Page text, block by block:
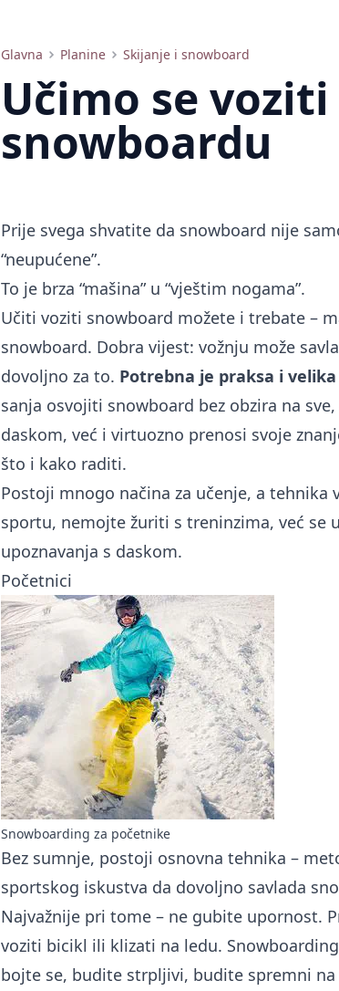
Glavna Planine Skijanje i snowboard
Snowboard za početnike i napredne: kako naučiti voziti i odabrati stil snowboardinga
Učimo se voziti
snowboardu
Prije svega shvatite da snowboard nije
“neupućene”.
To je brza “mašina” u “vještim nogama”.
Učiti voziti snowboard možete i trebate –
snowboard. Dobra vijest: vožnju može
dovoljno za to. Potrebna je praksa i
sanja osvojiti snowboard bez obzira na
daskom, već i virtuozno prenosi svoje
što i kako raditi.
Postoji mnogo načina za učenje, a
sportu, nemojte žuriti s treninzima, već se
upoznavanja s daskom.
Početnici
Snowboarding za početnike
Bez sumnje, postoji osnovna tehnika –
sportskog iskustva da dovoljno savlada
Najvažnije pri tome – ne gubite upornost.
voziti bicikl ili klizati na ledu.
bojte se, budite strpljivi, budite spremni